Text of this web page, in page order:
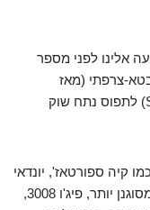
אלינו לפני מספר
צרפתי (מאז
שנרכשה על ידי קונצרן PSA, היום Stellantis) לתפוס נתח שוק
קיה ספורטאז', יונדאי
טוסון, ניסאן קשקאי, וגם מול אחיו החורג והמסוגנן יותר, פיג'ו 3008,